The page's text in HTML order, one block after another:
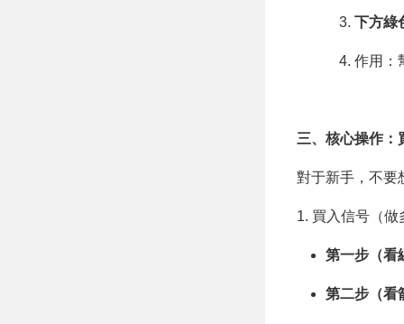
下方綠
作用：
三、核心操作：
對于新手，不要
1. 買入信号（做
第一步（看
第二步（看